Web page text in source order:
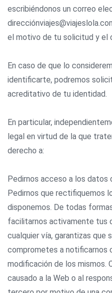
escribiéndonos un correo
el motivo de tu solicitud y el
En caso de que lo
identificarte, podremos
acreditativo de tu identidad.
En particular,
legal en virtud de la que
derecho a:
Pedirnos acceso a los datos
Pedirnos que rectifiquemos
disponemos. De todas
facilitarnos activamente tus
cualquier vía, garantizas
comprometes a notificarnos
modificación de los mismos.
causado a la Web o al